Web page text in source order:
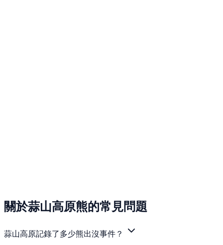
關於蒜山高原熊的常見問題
蒜山高原記錄了多少熊出沒事件？